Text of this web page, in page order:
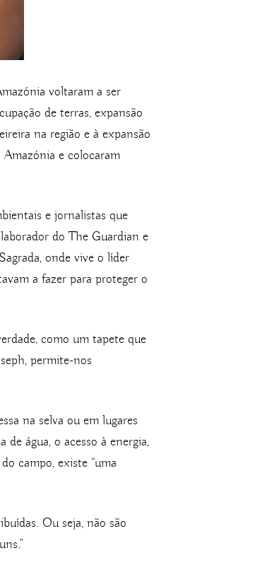
voltaram a ser
de terras, expansão
na região e à expansão
e colocaram
e jornalistas que
do The Guardian e
onde vive o líder
a fazer para proteger o
como um tapete que
permite-nos
na selva ou em lugares
água, o acesso à energia,
campo, existe “uma
Ou seja, não são